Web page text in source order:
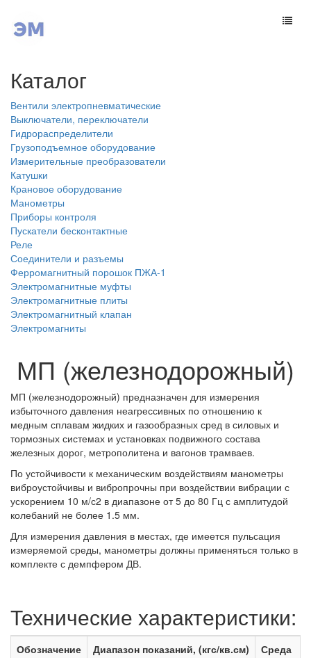
Каталог
Вентили электропневматические
Выключатели, переключатели
Гидрораспределители
Грузоподъемное оборудование
Измерительные преобразователи
Катушки
Крановое оборудование
Манометры
Приборы контроля
Пускатели бесконтактные
Реле
Соединители и разъемы
Ферромагнитный порошок ПЖА-1
Электромагнитные муфты
Электромагнитные плиты
Электромагнитный клапан
Электромагниты
МП (железнодорожный)
МП (железнодорожный) предназначен для измерения
избыточного давления неагрессивных по отношению к
медным сплавам жидких и газообразных сред в силовых и
тормозных системах и установках подвижного состава
железных дорог, метрополитена и вагонов трамваев.
По устойчивости к механическим воздействиям манометры
виброустойчивы и вибропрочны при воздействии вибрации с
ускорением 10 м/с2 в диапазоне от 5 до 80 Гц с амплитудой
колебаний не более 1.5 мм.
Для измерения давления в местах, где имеется пульсация
измеряемой среды, манометры должны применяться только в
комплекте с демпфером ДВ.
Технические характеристики:
Обозначение Диапазон показаний, (кгс/кв.см)
Среда